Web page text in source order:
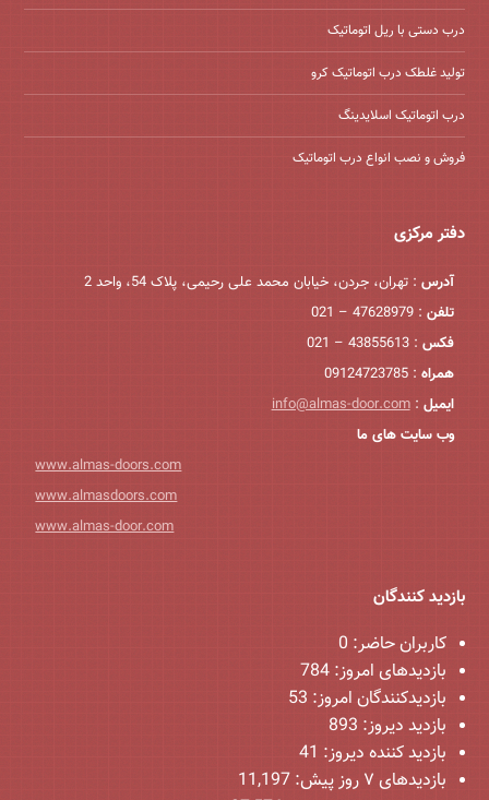
درب دستی با ریل اتوماتیک
تولید غلطک درب اتوماتیک کرو
درب اتوماتیک اسلایدینگ
فروش و نصب انواع درب اتوماتیک
دفتر مرکزی
آدرس : تهران، جردن، خیابان محمد علی رحیمی، پلاک 54، واحد 2
تلفن : 47628979 – 021
فکس : 43855613 – 021
همراه : 09124723785
ایمیل :
info@almas-door.com
وب سایت های ما
www.almas-doors.com
www.almasdoors.com
www.almas-door.com
بازدید کنندگان
کاربران حاضر: 0
بازدیدهای امروز:784
بازدیدکنندگان امروز: 53
بازدید دیروز: 893
بازدید کننده دیروز: 41
بازدیدهای ۷ روز پیش:
11,197